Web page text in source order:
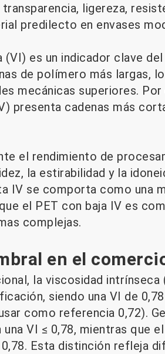
ligereza,
predilecto en envases
es un indicador clave
de polímero más largas,
mecánicas superiores.
presenta cadenas más
el rendimiento de
la estirabilidad y la
IV se comporta como una
el PET con baja IV es
complejas.
en el
la viscosidad
siendo una VI de
como referencia 0,72).
VI ≤ 0,78, mientras que
Esta distinción refleja